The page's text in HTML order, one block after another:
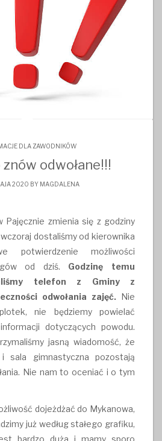
DLA ZAWODNIKÓW
odwołane!!!
2020 BY MAGDALENA
Pajęcznie zmienia się z godziny
dostaliśmy od kierownika
potwierdzenie możliwości
od dziś. Godzinę temu
telefon z Gminy z
odwołania zajęć. Nie
nie będziemy powielać
dotyczących powodu.
jasną wiadomość, że
sala gimnastyczna pozostają
Nie nam to oceniać i o tym
dojeżdżać do Mykanowa,
już według stałego grafiku,
bardzo duża i mamy sporo